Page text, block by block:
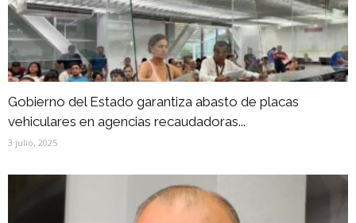
Gobierno del Estado garantiza abasto de placas
vehiculares en agencias recaudadoras...
3 julio, 2025